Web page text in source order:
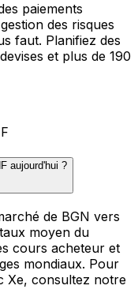
paiements
des risques
faut. Planifiez des
et plus de 190
aujourd'hui ?
de BGN vers
moyen du
cours acheteur et
mondiaux. Pour
Xe, consultez notre